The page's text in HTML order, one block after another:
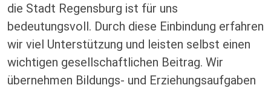
die Stadt Regensburg ist für uns
bedeutungsvoll. Durch diese Einbindung erfahren
wir viel Unterstützung und leisten selbst einen
wichtigen gesellschaftlichen Beitrag. Wir
übernehmen Bildungs- und Erziehungsaufgaben